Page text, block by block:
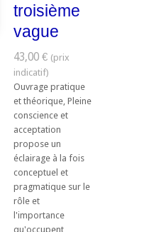
troisième
vague
43,00 €
Ouvrage pratique
et théorique, Pleine
conscience et
acceptation
propose un
éclairage à la fois
conceptuel et
pragmatique sur le
rôle et
l'importance
qu'occupent